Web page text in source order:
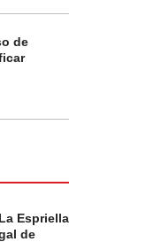
de
Espriella
de